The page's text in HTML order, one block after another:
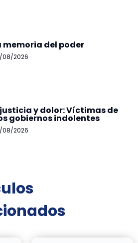
memoria del poder
08/2026
y dolor: Víctimas de
gobiernos indolentes
08/2026